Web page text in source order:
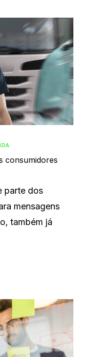
consumidores
parte dos
mensagens
também já